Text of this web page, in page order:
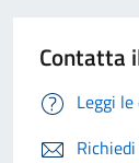
Contatta
Leggi